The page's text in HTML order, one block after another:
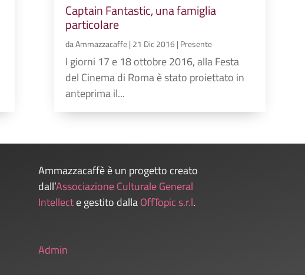
Captain Fantastic, una famiglia
particolare
daAmmazzacaffe| 21 Dic 2016| Presente
I giorni 17 e 18 ottobre 2016, alla Festa
del Cinema di Roma è stato proiettato in
anteprima il...
Ammazzacaffè è un progetto creato
dall’Associazione Culturale General
Intellecte gestito dallaOffTopic s.r.l.
Admin